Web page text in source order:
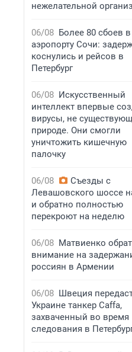
нежелательной
06/08 Более 80 сбоев в
аэропорту Сочи:
коснулись и рейсов в
Петербург
06/08 Искусственный
интеллект впервые
вирусы, не
природе. Они смогли
уничтожить кишечную
палочку
06/08
Съезды с
Левашовского шоссе
и обратно полностью
перекроют на неделю
06/08 Матвиенко
внимание на
россиян в Армении
06/08 Швеция
Украине танкер Caffa,
захваченный во время
следования в